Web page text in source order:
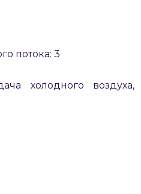
потока: 3
холодного воздуха,
раз в 2 недели